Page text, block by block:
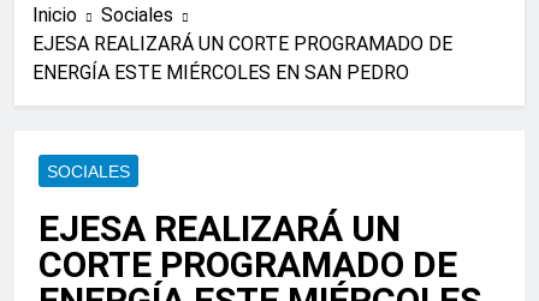
Inicio
Sociales
EJESA REALIZARÁ UN CORTE PROGRAMADO DE
ENERGÍA ESTE MIÉRCOLES EN SAN PEDRO
SOCIALES
EJESA REALIZARÁ UN
CORTE PROGRAMADO DE